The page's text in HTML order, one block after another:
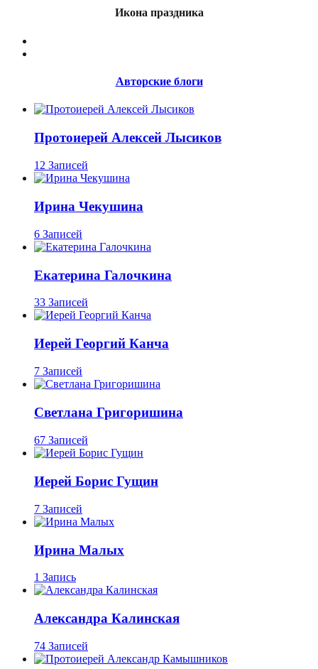
Икона праздника
Авторские блоги
Протоиерей Алексей Лысиков
12 Записей
Ирина Чекушина
6 Записей
Екатерина Галочкина
33 Записей
Иерей Георгий Канча
7 Записей
Светлана Григоришина
67 Записей
Иерей Борис Гущин
7 Записей
Ирина Малых
1 Запись
Александра Калинская
74 Записей